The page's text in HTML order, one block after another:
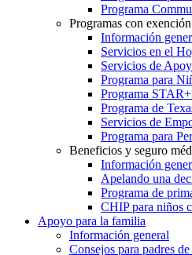
Programa
Programas con exención
Información
Servicios en el
Servicios de
Programa para
Programa
Programa de
Servicios de
Programa para
Beneficios y seguro
Información
Apelando una
Programa de
CHIP para niños
Apoyo para la familia
Información general
Consejos para padres